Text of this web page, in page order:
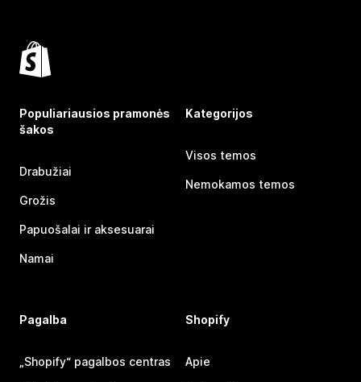
Populiariausios pramonės
šakos
Drabužiai
Grožis
Papuošalai ir aksesuarai
Namai
Kategorijos
Visos temos
Nemokamos temos
Pagalba
„Shopify“ pagalbos centras
Shopify
Apie